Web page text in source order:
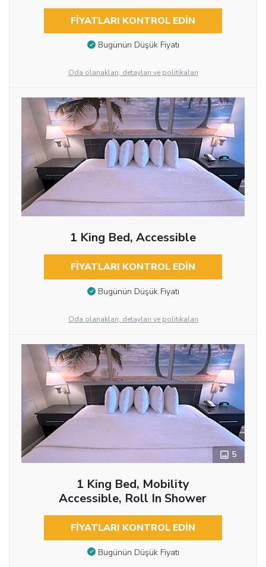
FIYATLARI KONTROL EDIN
Bugünün Düşük Fiyatı
Oda olanakları, detayları ve politikaları
1 King Bed, Accessible
FIYATLARI KONTROL EDIN
Bugünün Düşük Fiyatı
Oda olanakları, detayları ve politikaları
5
1 King Bed, Mobility
Accessible, Roll In Shower
FIYATLARI KONTROL EDIN
Bugünün Düşük Fiyatı